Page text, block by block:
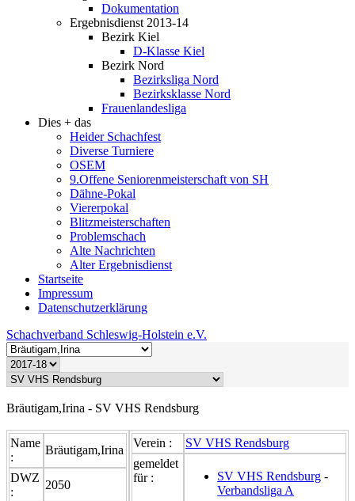
Dokumentation
Ergebnisdienst 2013-14
Bezirk Kiel
D-Klasse Kiel
Bezirk Nord
Bezirksliga Nord
Bezirksklasse Nord
Frauenlandesliga
Dies + das
Heider Schachfest
Diverse Turniere
OSEM
9.Offene Seniorenmeisterschaft von SH
Dähne-Pokal
Viererpokal
Blitzmeisterschaften
Problemschach
Alte Nachrichten
Alter Ergebnisdienst
Startseite
Impressum
Datenschutzerklärung
Schachverband Schleswig-Holstein e.V.
Bräutigam,Irina - SV VHS Rendsburg
Name
:
Bräutigam,Irina
DWZ
:
2050
Verein :
SV VHS Rendsburg
gemeldet
für :
SV VHS Rendsburg -
Verbandsliga A